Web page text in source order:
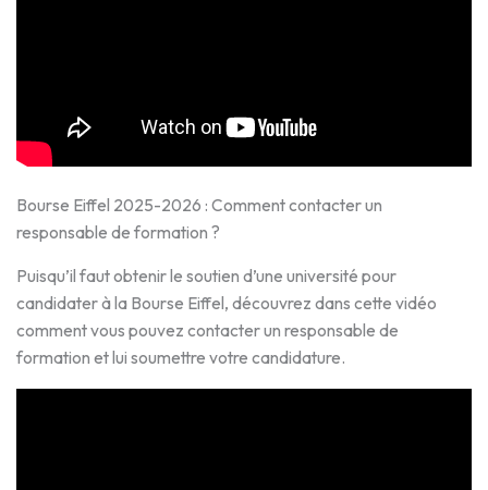
Bourse Eiffel 2025-2026 : Comment contacter un
responsable de formation ?
Puisqu’il faut obtenir le soutien d’une université pour
candidater à la Bourse Eiffel, découvrez dans cette vidéo
comment vous pouvez contacter un responsable de
formation et lui soumettre votre candidature.